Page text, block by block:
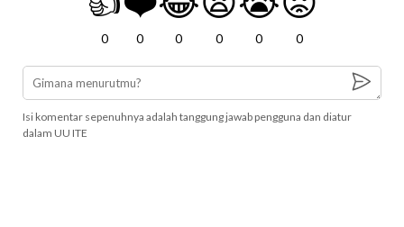
0 0 0 0 0 0
Isi komentar sepenuhnya adalah tanggung jawab pengguna dan diatur
dalam UU ITE